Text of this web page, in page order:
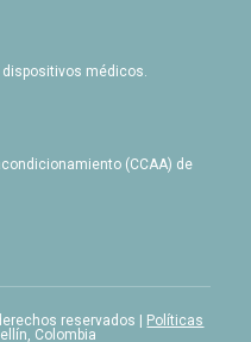
médicos.
(CCAA) de
reservados | Políticas
Colombia